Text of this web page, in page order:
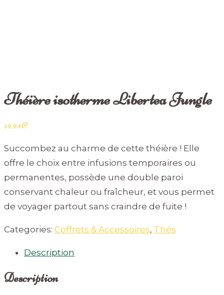
Théière isotherme Libertea Jungle
29,95€
Succombez au charme de cette théière ! Elle
offre le choix entre infusions temporaires ou
permanentes, possède une double paroi
conservant chaleur ou fraîcheur, et vous permet
de voyager partout sans craindre de fuite !
Categories: Coffrets & Accessoires, Thés
Description
Description